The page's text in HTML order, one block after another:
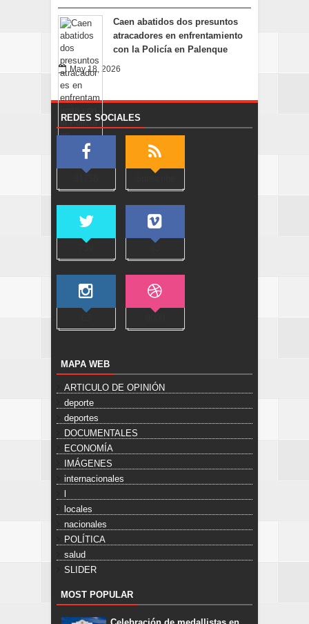
Caen abatidos dos presuntos
atracadores en enfrentamiento
con la Policía en Palenque
May 18, 2026
REDES SOCIALES
MAPA WEB
ARTICULO DE OPINIÓN
deporte
deportes
DOCUMENTALES
ECONOMÍA
IMÁGENES
internacionales
locales
nacionales
POLÍTICA
salud
SLIDER
MOST POPULAR